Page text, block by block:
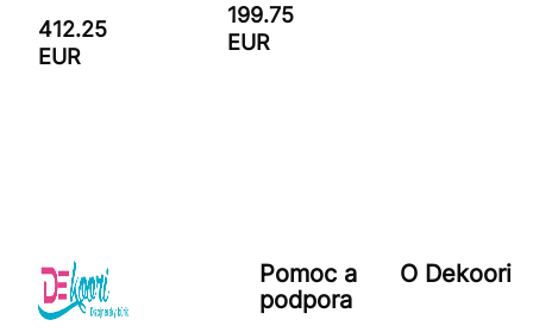
412.25
EUR
199.75
EUR
Pomoc a
podpora
O Dekoori